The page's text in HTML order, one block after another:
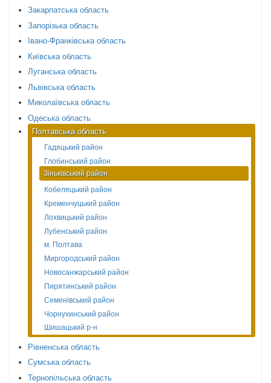
Закарпатська область
Запорізька область
Івано-Франківська область
Київська область
Луганська область
Львівська область
Миколаївська область
Одеська область
Полтавська область
Гадяцький район
Глобинський район
Зіньківський район
Кобеляцький район
Кременчуцький район
Лохвицький район
Лубенський район
м. Полтава
Миргородський район
Новосанжарський район
Пирятинський район
Семенівський район
Чорнухинський район
Шишацький р-н
Рівненська область
Сумська область
Тернопільська область